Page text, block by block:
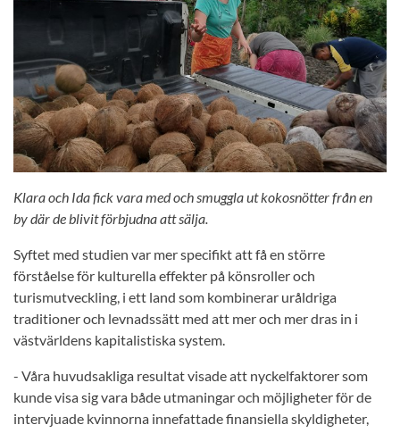
Klara och Ida fick vara med och smuggla ut kokosnötter från en
by där de blivit förbjudna att sälja.
Syftet med studien var mer specifikt att få en större
förståelse för kulturella effekter på könsroller och
turismutveckling, i ett land som kombinerar uråldriga
traditioner och levnadssätt med att mer och mer dras in i
västvärldens kapitalistiska system.
- Våra huvudsakliga resultat visade att nyckelfaktorer som
kunde visa sig vara både utmaningar och möjligheter för de
intervjuade kvinnorna innefattade finansiella skyldigheter,